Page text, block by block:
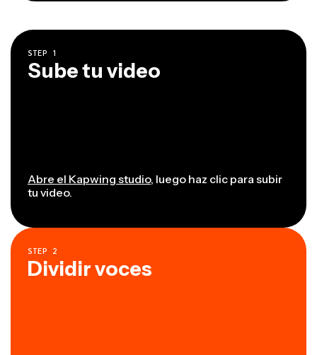
STEP 1
Sube tu video
Abre el Kapwing studio, luego haz clic para subir
tu video.
STEP 2
Dividir voces